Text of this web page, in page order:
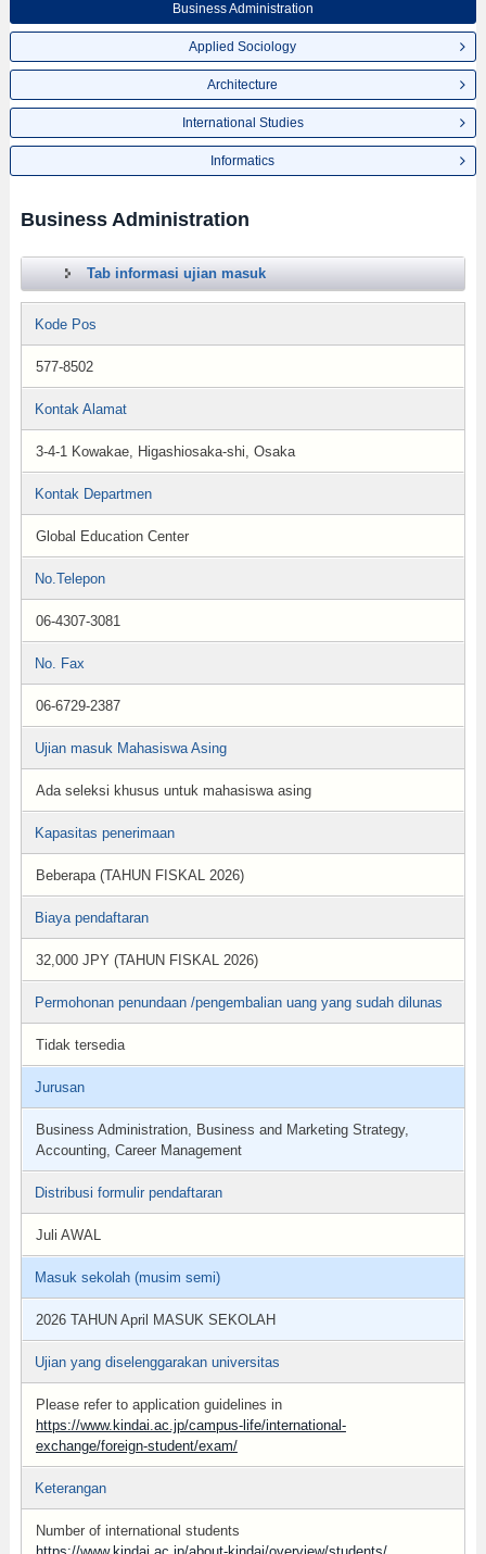
Business Administration
Applied Sociology
Architecture
International Studies
Informatics
Business Administration
Tab informasi ujian masuk
Kode Pos
577-8502
Kontak Alamat
3-4-1 Kowakae, Higashiosaka-shi, Osaka
Kontak Departmen
Global Education Center
No.Telepon
06-4307-3081
No. Fax
06-6729-2387
Ujian masuk Mahasiswa Asing
Ada seleksi khusus untuk mahasiswa asing
Kapasitas penerimaan
Beberapa (TAHUN FISKAL 2026)
Biaya pendaftaran
32,000 JPY (TAHUN FISKAL 2026)
Permohonan penundaan /pengembalian uang yang sudah dilunas
Tidak tersedia
Jurusan
Business Administration, Business and Marketing Strategy,
Accounting, Career Management
Distribusi formulir pendaftaran
Juli AWAL
Masuk sekolah (musim semi)
2026 TAHUN April MASUK SEKOLAH
Ujian yang diselenggarakan universitas
Please refer to application guidelines in
https://www.kindai.ac.jp/campus-life/international-
exchange/foreign-student/exam/
Keterangan
Number of international students